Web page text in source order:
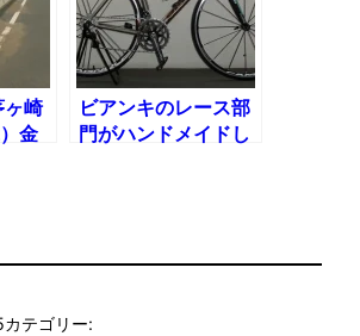
崎
金
ビアンキのレース部
門がハンドメイドし
カテゴリー: